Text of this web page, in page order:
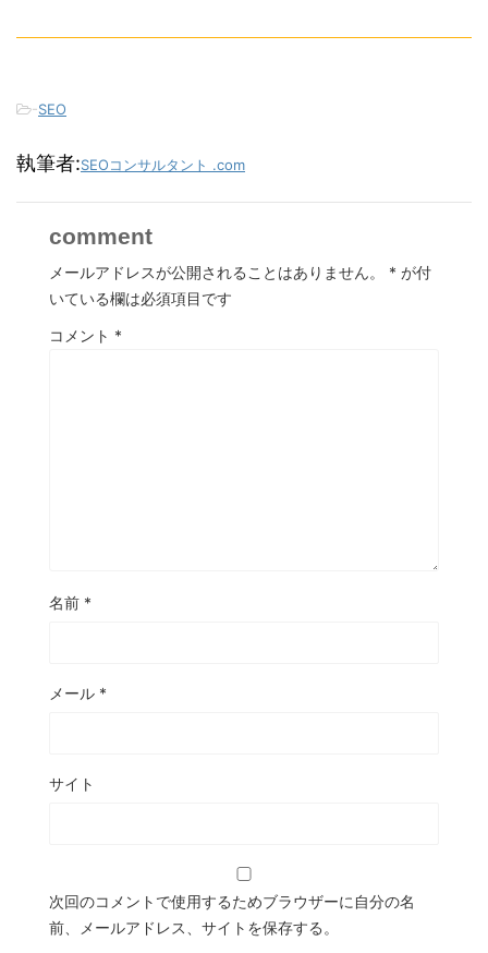
-SEO
執筆者:SEOコンサルタント .com
comment
メールアドレスが公開されることはありません。 * が付
いている欄は必須項目です
コメント *
名前 *
メール *
サイト
次回のコメントで使用するためブラウザーに自分の名
前、メールアドレス、サイトを保存する。